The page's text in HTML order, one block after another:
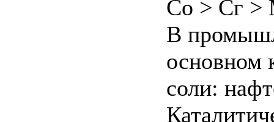
Со > Сг >
В
основном
соли: